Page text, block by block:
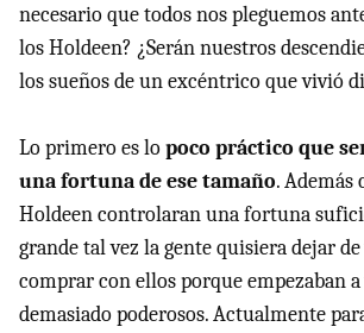
necesario que todos nos pleguemos
los Holdeen? ¿Serán nuestros
los sueños de un excéntrico que vivió
Lo primero es lopoco práctico que
una fortuna de ese tamaño. Además
Holdeen controlaran una fortuna
grande tal vez la gente quisiera dejar
comprar con ellos porque empezaban
demasiado poderosos. Actualmente